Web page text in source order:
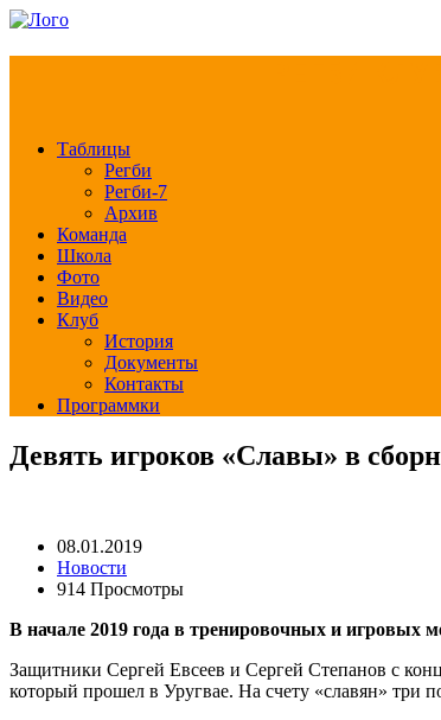
Таблицы
Регби
Регби-7
Архив
Команда
Школа
Фото
Видео
Клуб
История
Документы
Контакты
Программки
Девять игроков «Славы» в
08.01.2019
Новости
914 Просмотры
В начале 2019 года в тренировочных и игровых
Защитники Сергей Евсеев и Сергей Степанов с
который прошел в Уругвае. На счету «славян» три